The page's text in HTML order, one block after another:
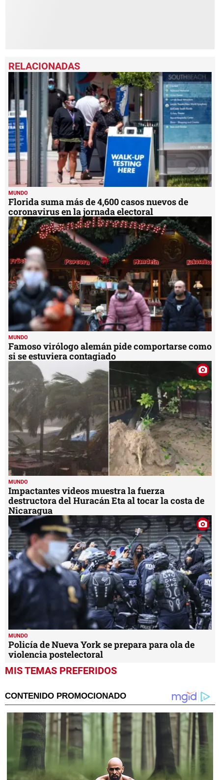
MUNDO
Florida suma más de 4,600 casos nuevos de
coronavirus en la jornada electoral
MUNDO
Famoso virólogo alemán pide comportarse como
si se estuviera contagiado
MUNDO
Impactantes videos muestra la fuerza
destructora del Huracán Eta al tocar la costa de
Nicaragua
MUNDO
Policía de Nueva York se prepara para ola de
violencia postelectoral
MIS TEMAS PREFERIDOS